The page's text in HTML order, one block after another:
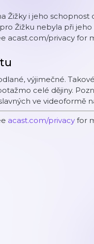
Žižky i jeho
Žižku nebyla při
acast.com/privacy for
výjimečné.
celé dějiny.
ve videoformě
acast.com/privacy for